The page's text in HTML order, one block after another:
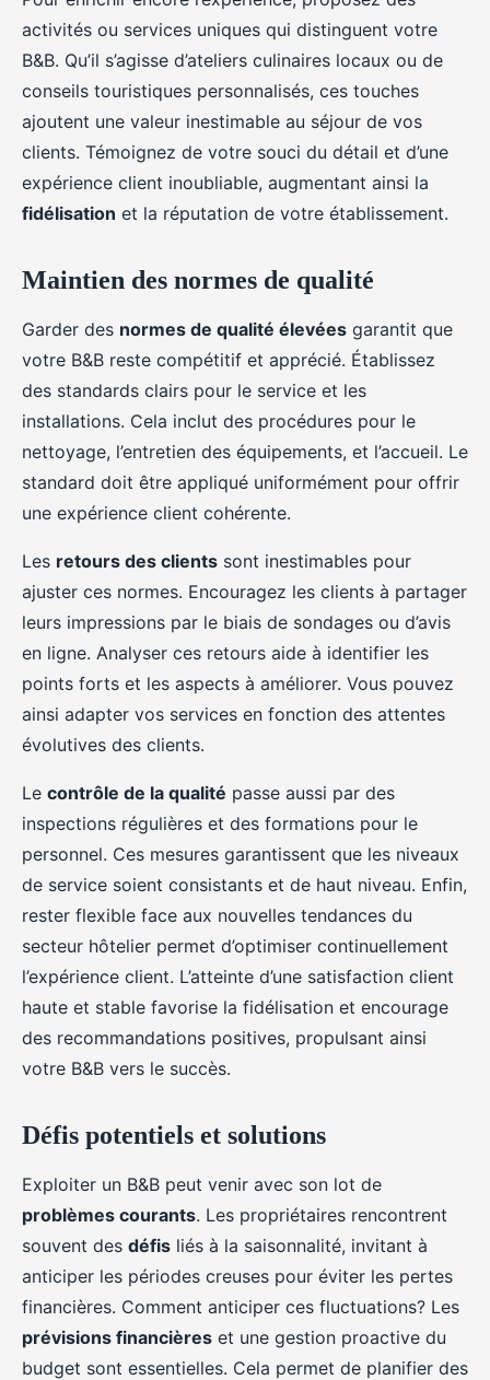
activités ou services uniques qui distinguent votre
B&B. Qu’il s’agisse d’ateliers culinaires locaux ou de
conseils touristiques personnalisés, ces touches
ajoutent une valeur inestimable au séjour de vos
clients. Témoignez de votre souci du détail et d’une
expérience client inoubliable, augmentant ainsi la
fidélisation et la réputation de votre établissement.
Maintien des normes de qualité
Garder des normes de qualité élevées garantit que
votre B&B reste compétitif et apprécié. Établissez
des standards clairs pour le service et les
installations. Cela inclut des procédures pour le
nettoyage, l’entretien des équipements, et l’accueil. Le
standard doit être appliqué uniformément pour offrir
une expérience client cohérente.
Les retours des clients sont inestimables pour
ajuster ces normes. Encouragez les clients à partager
leurs impressions par le biais de sondages ou d’avis
en ligne. Analyser ces retours aide à identifier les
points forts et les aspects à améliorer. Vous pouvez
ainsi adapter vos services en fonction des attentes
évolutives des clients.
Le contrôle de la qualité passe aussi par des
inspections régulières et des formations pour le
personnel. Ces mesures garantissent que les niveaux
de service soient consistants et de haut niveau. Enfin,
rester flexible face aux nouvelles tendances du
secteur hôtelier permet d’optimiser continuellement
l’expérience client. L’atteinte d’une satisfaction client
haute et stable favorise la fidélisation et encourage
des recommandations positives, propulsant ainsi
votre B&B vers le succès.
Défis potentiels et solutions
Exploiter un B&B peut venir avec son lot de
problèmes courants. Les propriétaires rencontrent
souvent des défis liés à la saisonnalité, invitant à
anticiper les périodes creuses pour éviter les pertes
financières. Comment anticiper ces fluctuations? Les
prévisions financières et une gestion proactive du
budget sont essentielles. Cela permet de planifier des